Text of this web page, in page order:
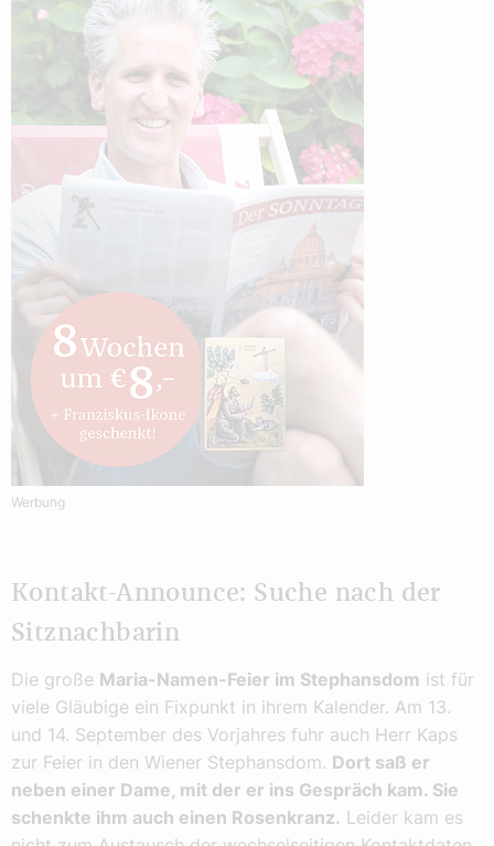
Werbung
Kontakt-Announce: Suche nach der
Sitznachbarin
Die große Maria-Namen-Feier im Stephansdom ist für
viele Gläubige ein Fixpunkt in ihrem Kalender. Am 13.
und 14. September des Vorjahres fuhr auch Herr Kaps
zur Feier in den Wiener Stephansdom. Dort saß er
neben einer Dame, mit der er ins Gespräch kam. Sie
schenkte ihm auch einen Rosenkranz. Leider kam es